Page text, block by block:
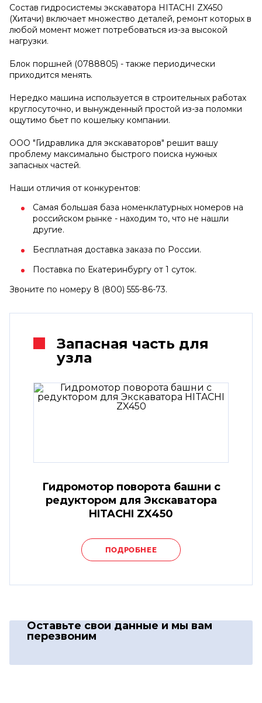
Состав гидросистемы экскаватора HITACHI ZX450
(Хитачи) включает множество деталей, ремонт которых в
любой момент может потребоваться из-за высокой
нагрузки.
Блок поршней (0788805) - также периодически
приходится менять.
Нередко машина используется в строительных работах
круглосуточно, и вынужденный простой из-за поломки
ощутимо бьет по кошельку компании.
ООО "Гидравлика для экскаваторов" решит вашу
проблему максимально быстрого поиска нужных
запасных частей.
Наши отличия от конкурентов:
Самая большая база номенклатурных номеров на
российском рынке - находим то, что не нашли
другие.
Бесплатная доставка заказа по России.
Поставка по Екатеринбургу от 1 суток.
Звоните по номеру 8 (800) 555-86-73.
Запасная часть для
узла
Гидромотор поворота башни с
редуктором для Экскаватора
HITACHI ZX450
ПОДРОБНЕЕ
Оставьте свои данные и мы вам
перезвоним